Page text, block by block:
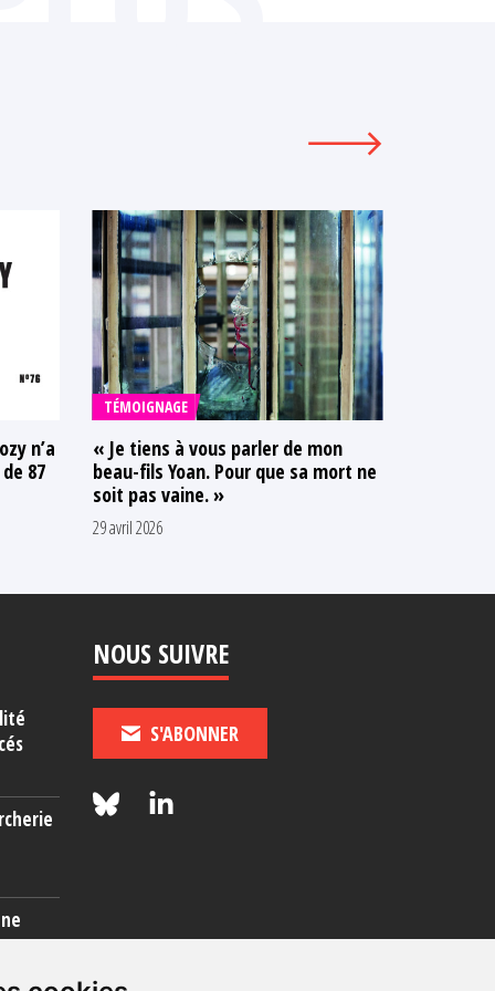
n’a
87
TÉMOIGNAGE
« Je tiens à vous parler de mon
beau-fils Yoan. Pour que sa mort ne
soit pas vaine. »
29 avril 2026
NOUS SUIVRE
S'ABONNER